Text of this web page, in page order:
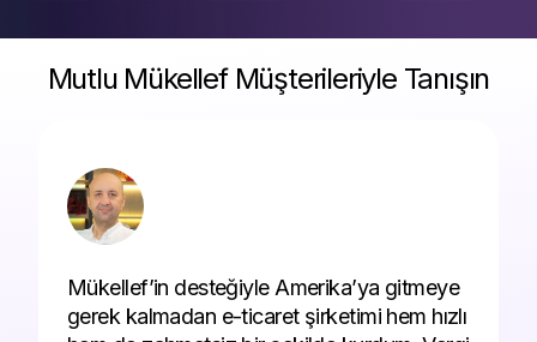
Mutlu Mükellef Müşterileriyle Tanışın
Mükellef’in desteğiyle Amerika’ya gitmeye
gerek kalmadan e-ticaret şirketimi hem hızlı